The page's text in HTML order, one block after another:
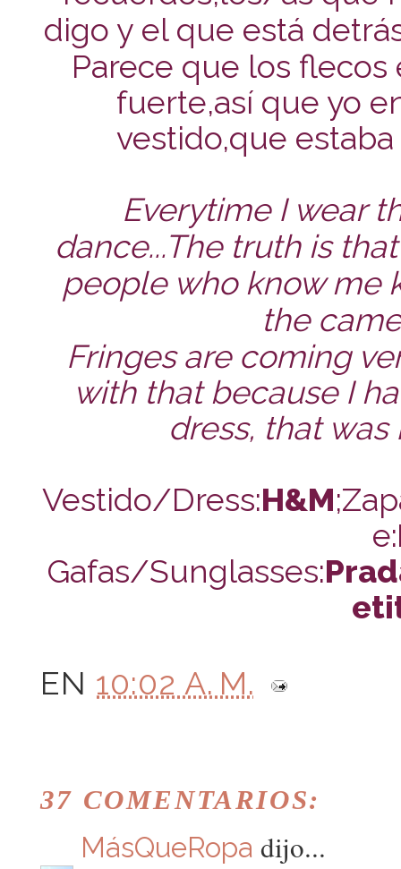
digo y el que está
Parece que los
fuerte,así que yo
vestido,que
Everytime I wear
dance...The truth is
people who know me
the
Fringes are coming
with that because I
dress, that
Vestido/Dress:H&M
e:
Gafas/Sunglasses:
EN 10:02 A. M.
37 COMENTARIOS:
MásQueRopa dijo...